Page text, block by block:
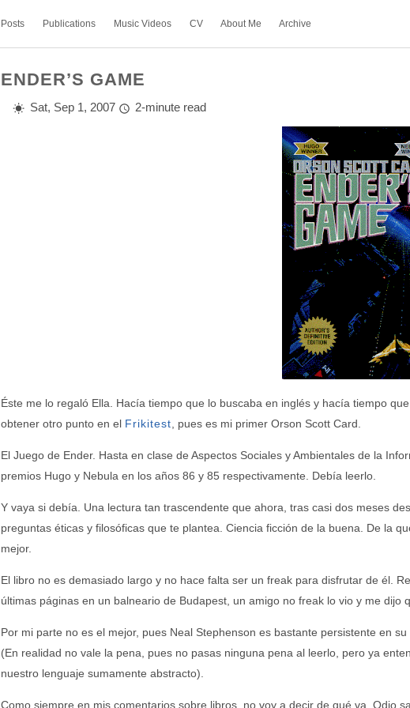
Posts Publications Music Videos CV About Me Archive
ENDER’S GAME
Sat, Sep 1, 2007 2-minute read
Éste me lo regaló Ella. Hacía tiempo que lo buscaba en inglés y hacía tiempo
obtener otro punto en el Frikitest , pues es mi primerOrson Scott Card
El Juego de Ender. Hasta en clase deAspectos Sociales y Ambientales de la
premios Hugo y Nebula en los años 86 y 85 respectivamente. Debía leerlo.
Y vaya si debía. Una lectura tan trascendente que ahora, tras casi dos meses
preguntas éticas y filosóficas que te plantea. Ciencia ficción de la buena. De la
mejor.
El libro no es demasiado largo y no hace falta ser un freak para disfrutar de él.
últimas páginas en un balneario de Budapest, un amigo no freak lo vio y me dijo
Por mi parte no es el mejor, pues Neal Stephenson es bastante persistente en
(En realidad no vale la pena , pues no pasas ninguna pena al leerlo, pero ya
nuestro lenguaje sumamente abstracto).
Como siempre en mis comentarios sobre libros, no voy a decir de qué va. Odio